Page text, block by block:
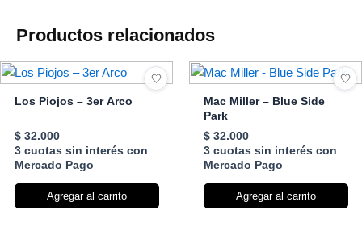
Productos relacionados
Los Piojos – 3er Arco
$32.000
3 cuotas sin interés con
Mercado Pago
Agregar al carrito
Mac Miller – Blue Side
Park
$32.000
3 cuotas sin interés con
Mercado Pago
Agregar al carrito